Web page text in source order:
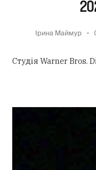
Ірина Маймур
Студія Warner Bros.